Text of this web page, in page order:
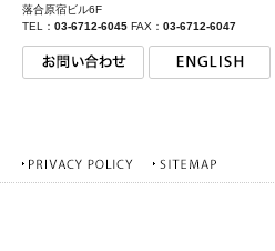
落合原宿ビル6F
TEL： 03-6712-6045 FAX： 03-6712-6047